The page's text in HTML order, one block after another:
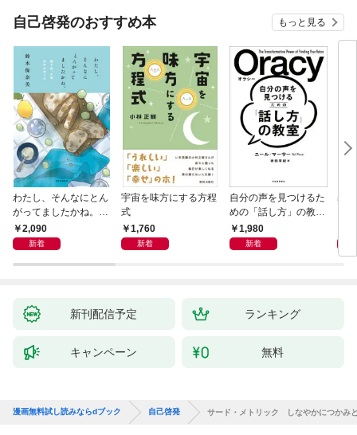
自己啓発のおすすめ本 もっと見る
わたし、そんなにとん
がってましたかね。
獅子座、Ａ型、丙午は
めぐる
2,090
新着
宇宙を味方にする方程
式
1,760
新着
自分の声を見つけるた
めの「話し方」の教
室 Ｏｒａｃｙ（オラ
シー）
1,980
新着
基
新刊配信予定 ランキング
キャンペーン 無料
漫画無料試し読みならdブック 自己啓発 サード・メトリック しなやかにつかみ